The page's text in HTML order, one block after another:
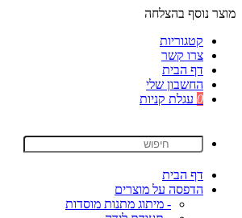
מוצר נוסף בהצלחה
קטגוריות
צרו קשר
דף הבית
החשבון שלי
0 עגלת קניות
דף הבית
הדפסה על מוצרים
- מיתוג מתנות מוסדות